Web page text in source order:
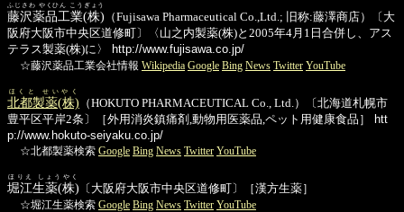
藤沢薬品工業(株)
ふじさわ やくひん こうぎょう
（Fujisawa Pharmaceutical Co.,Ltd.; 旧称:藤澤商店）〔大
阪府大阪市中央区道修町〕〈山之内製薬(株)と2005年4月1日合併し、アス
テラス製薬(株)に〉
http://www.fujisawa.co.jp/
☆藤沢薬品工業会社情報 Wikipedia Google Bing News Twitter YouTube
北都製薬(株)
ほくと せいやく
（HOKUTO PHARMACEUTICAL Co., Ltd.）〔北海道札幌市
豊平区平岸2条〕［外用消炎鎮痛剤,動物用医薬品,ペット用健康食品］
htt
p://www.hokuto-seiyaku.co.jp/
☆北都製薬検索 Google Bing News Twitter YouTube
堀江生薬(株)
ほりえ しょうやく
〔大阪府大阪市中央区道修町〕［漢方生薬］
☆堀江生薬検索 Google Bing News Twitter YouTube